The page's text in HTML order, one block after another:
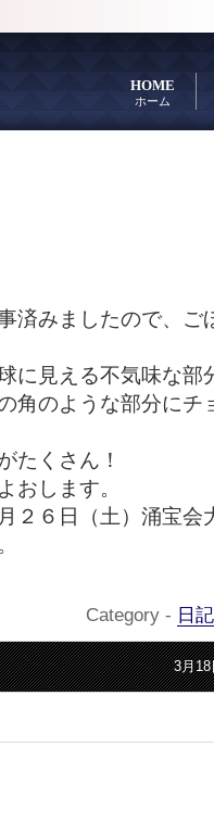
HOME
ホーム
済みましたので、ご
に見える不気味な部
角のような部分にチ
たくさん！
おします。
２６日（土）涌宝会
Category - 日記
3月